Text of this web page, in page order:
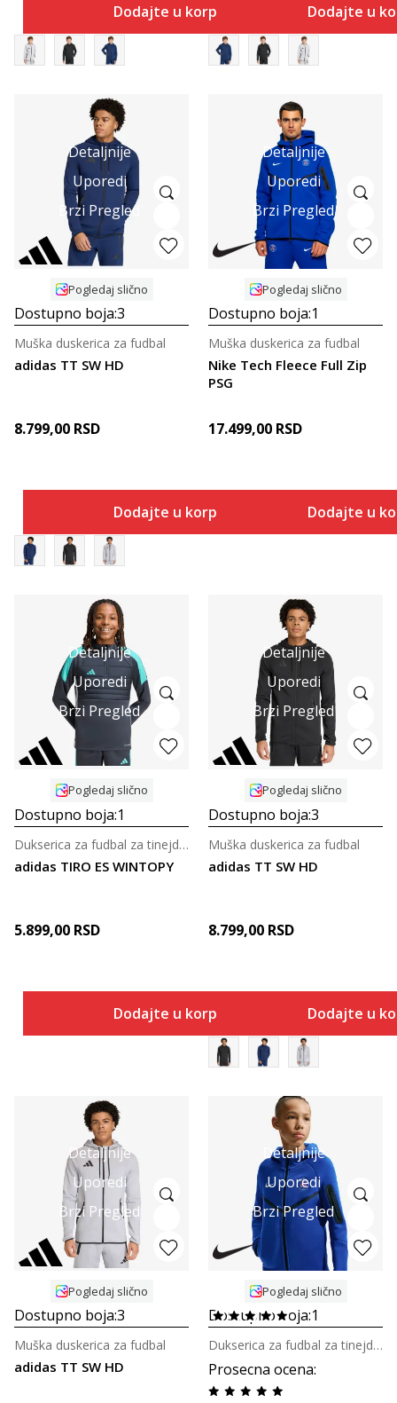
Dodajte u korpu Dodajte u
Detaljnije
Uporedi
Brzi Pregled
Pogledaj slično
Dostupno boja:3
adidas TT SW HD
Muška duskerica za fudbal
8.799,00 RSD
Dodajte u korpu
Detaljnije
Uporedi
Brzi Pregled
Pogledaj slično
Dostupno boja:1
Nike Tech Fleece Full Zip
PSG
Muška duskerica za fudbal
17.499,00 RSD
Dodajte u
Detaljnije
Uporedi
Brzi Pregled
Pogledaj slično
Dostupno boja:1
adidas TIRO ES WINTOPY
Dukserica za fudbal za tinejdžere
5.899,00 RSD
Dodajte u korpu
Detaljnije
Uporedi
Brzi Pregled
Pogledaj slično
Dostupno boja:3
adidas TT SW HD
Muška duskerica za fudbal
8.799,00 RSD
Dodajte u
Detaljnije
Uporedi
Brzi Pregled
Pogledaj slično
Dostupno boja:3
adidas TT SW HD
Muška duskerica za fudbal
Detaljnije
Uporedi
Brzi Pregled
Pogledaj slično
Dostupno boja:1
Prosecna ocena:
Dukserica za fudbal za tinejdžere